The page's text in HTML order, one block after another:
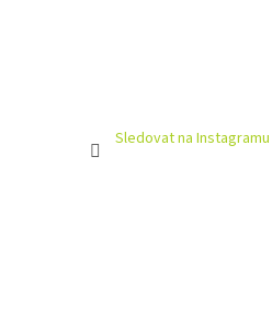
Sledovat na Instagramu